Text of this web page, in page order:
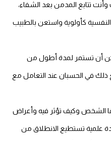
تتابع المدمن بعد الشفاء،
كأولوية واستعن بالطبيب
أن تستمر لمدة أطول من
في الحسبان عند التعامل مع
الشخص وكيف تؤثر فيه وأعراض
تستطيع الانطلاق من